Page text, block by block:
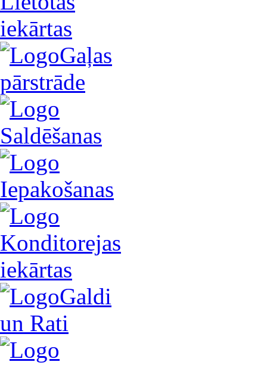
iekārtas
Gaļas
pārstrāde
Saldēšanas
Iepakošanas
Konditorejas
iekārtas
Galdi
un Rati